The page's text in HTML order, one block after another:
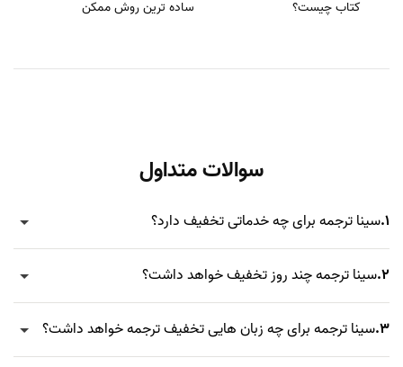
کتاب چیست؟
ساده ترین روش ممکن
سوالات متداول
1.سینا ترجمه برای چه خدماتی تخفیف دارد؟
2.سینا ترجمه چند روز تخفیف خواهد داشت؟
3.سینا ترجمه برای چه زبان هایی تخفیف ترجمه خواهد داشت؟